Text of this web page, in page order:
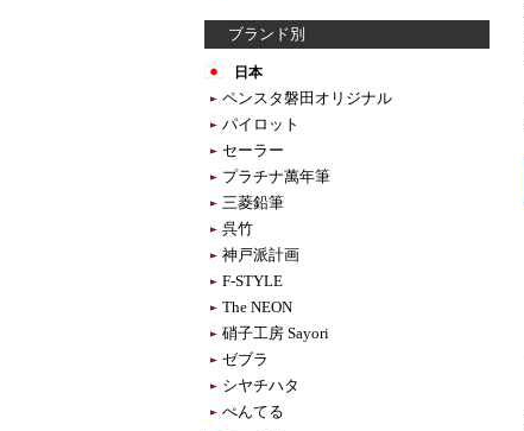
ブランド別
日本
ペンスタ磐田オリジナル
パイロット
セーラー
プラチナ萬年筆
三菱鉛筆
呉竹
神戸派計画
F-STYLE
The NEON
硝子工房 Sayori
ゼブラ
シヤチハタ
ぺんてる